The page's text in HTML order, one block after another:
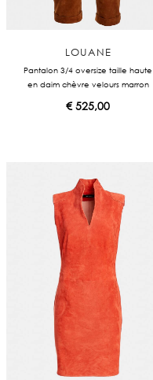
LOUANE
Pantalon 3/4 oversize taille haute
en daim chèvre velours marron
€525,00